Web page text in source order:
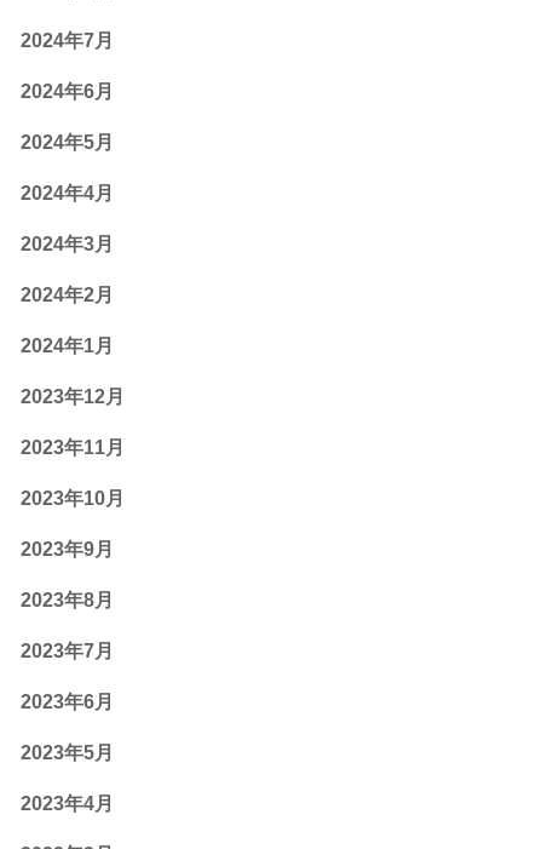
2024年7月
2024年6月
2024年5月
2024年4月
2024年3月
2024年2月
2024年1月
2023年12月
2023年11月
2023年10月
2023年9月
2023年8月
2023年7月
2023年6月
2023年5月
2023年4月